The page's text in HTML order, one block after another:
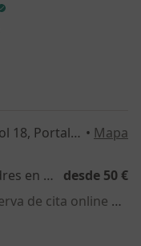
Av. Selección Española de Fútbol 18, Portal 17 1º 2, Madrid • Mapa
Asesoramiento a padres y madres en pautas afectivo-educativas
desde 50 €
Este especialista no ofrece reserva de cita online en esta dirección.